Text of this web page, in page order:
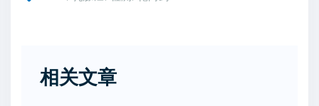
相关文章